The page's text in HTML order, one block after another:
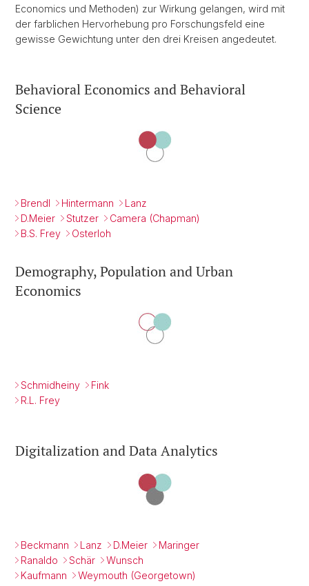
Economics und Methoden) zur Wirkung gelangen, wird mit
der farblichen Hervorhebung pro Forschungsfeld eine
gewisse Gewichtung unter den drei Kreisen angedeutet.
Behavioral Economics and Behavioral
Science
Brendl Hintermann
Lanz
D.Meier
Stutzer
Camera (Chapman)
B.S. Frey
Osterloh
Demography, Population and Urban
Economics
Schmidheiny
Fink
R.L. Frey
Digitalization and Data Analytics
Beckmann Lanz D.Meier
Maringer
Ranaldo
Schär
Wunsch
Kaufmann
Weymouth (Georgetown)